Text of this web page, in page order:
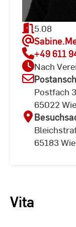
5.08
+49 611
Nach
Postfach
65022
65183
Vita